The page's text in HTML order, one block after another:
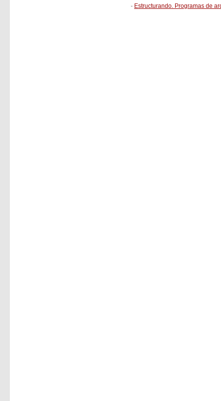
- Estructurando. Programas de